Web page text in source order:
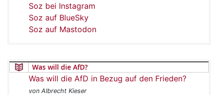
Soz bei Instagram
Soz auf BlueSky
Soz auf Mastodon
Was will die AfD?
Was will die AfD in Bezug auf den Frieden?
von Albrecht Kieser